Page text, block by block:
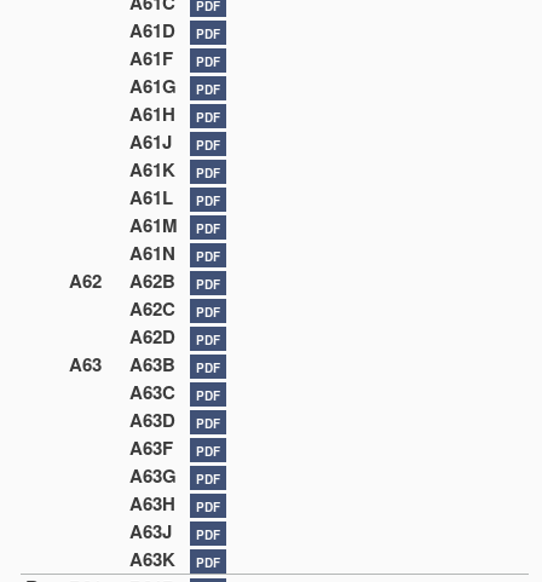
PDF
A61D PDF
A61F PDF
A61G PDF
A61H PDF
A61J PDF
A61K PDF
A61L PDF
A61M PDF
A61N PDF
A62 A62B PDF
A62C PDF
A62D PDF
A63 A63B PDF
A63C PDF
A63D PDF
A63F PDF
A63G PDF
A63H PDF
A63J PDF
A63K PDF